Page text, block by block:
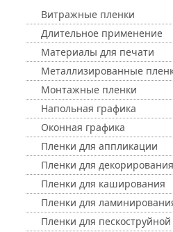
Витражные пленки
Длительное применение
Материалы для печати
Металлизированные
Монтажные пленки
Напольная графика
Оконная графика
Пленки для аппликации
Пленки для
Пленки для каширования
Пленки для
Пленки для